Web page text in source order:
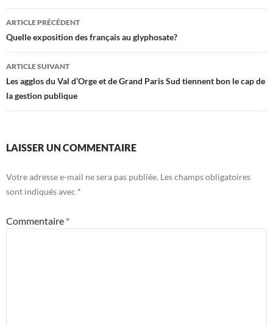
Navigation
des
articles
ARTICLE PRÉCÉDENT
Quelle exposition des français au glyphosate?
ARTICLE SUIVANT
Les agglos du Val d’Orge et de Grand Paris Sud tiennent bon le cap de
la gestion publique
LAISSER UN COMMENTAIRE
Votre adresse e-mail ne sera pas publiée. Les champs obligatoires
sont indiqués avec *
Commentaire *